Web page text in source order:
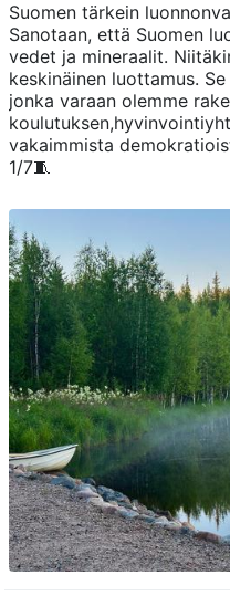
Suomen tärkein
Sanotaan, että Suomen
vedet ja mineraalit.
keskinäinen luottamus.
jonka varaan olemme
vakaimmista
1/7🧵